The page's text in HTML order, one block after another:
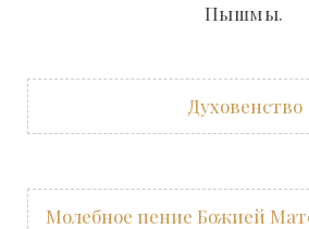
Пышмы.
Духовенство
Молебное пение Божией